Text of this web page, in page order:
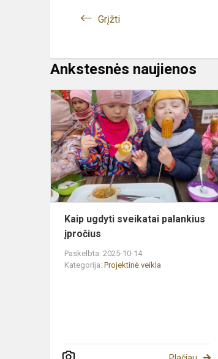
Grįžti
Ankstesnės naujienos
Kaip ugdyti sveikatai palankius
įpročius
Paskelbta: 2025-10-14
Kategorija: Projektinė veikla